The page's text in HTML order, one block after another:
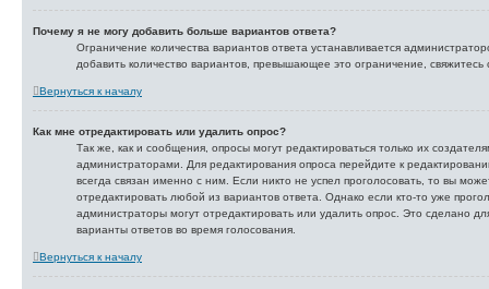
Почему я не могу добавить больше вариантов ответа?
Ограничение количества вариантов ответа устанавливается
добавить количество вариантов, превышающее это ограничение,
Вернуться к началу
Как мне отредактировать или удалить опрос?
Так же, как и сообщения, опросы могут редактироваться только их
администраторами. Для редактирования опроса перейдите к
всегда связан именно с ним. Если никто не успел проголосовать, то вы
отредактировать любой из вариантов ответа. Однако если кто-то уже
администраторы могут отредактировать или удалить опрос. Это сделано
варианты ответов во время голосования.
Вернуться к началу